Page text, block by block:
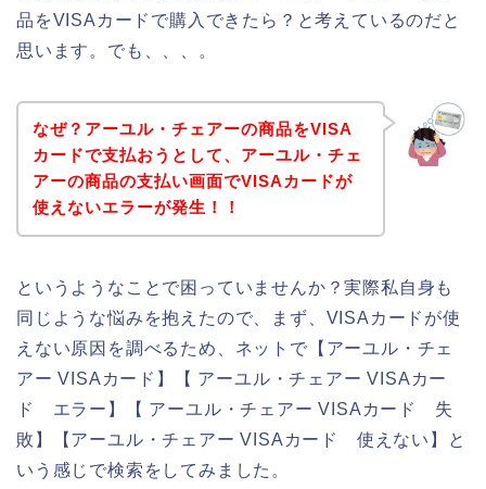
品をVISAカードで購入できたら？と考えているのだと
思います。でも、、、。
なぜ？アーユル・チェアーの商品をVISA
カードで支払おうとして、アーユル・チェ
アーの商品の支払い画面でVISAカードが
使えないエラーが発生！！
というようなことで困っていませんか？実際私自身も
同じような悩みを抱えたので、まず、VISAカードが使
えない原因を調べるため、ネットで【アーユル・チェ
アー VISAカード】【 アーユル・チェアー VISAカー
ド エラー】【 アーユル・チェアー VISAカード 失
敗】【アーユル・チェアー VISAカード 使えない】と
いう感じで検索をしてみました。